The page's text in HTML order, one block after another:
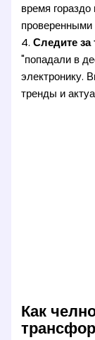
время
проверенными
4.Следите
"попадали в
электронику.
тренды и
Как